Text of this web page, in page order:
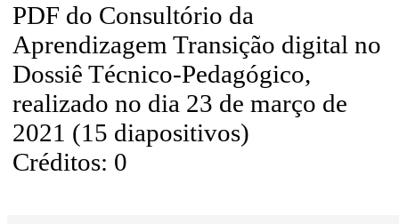
PDF do Consultório da
Aprendizagem Transição digital no
Dossiê Técnico-Pedagógico,
realizado no dia 23 de março de
2021 (15 diapositivos)
Créditos: 0